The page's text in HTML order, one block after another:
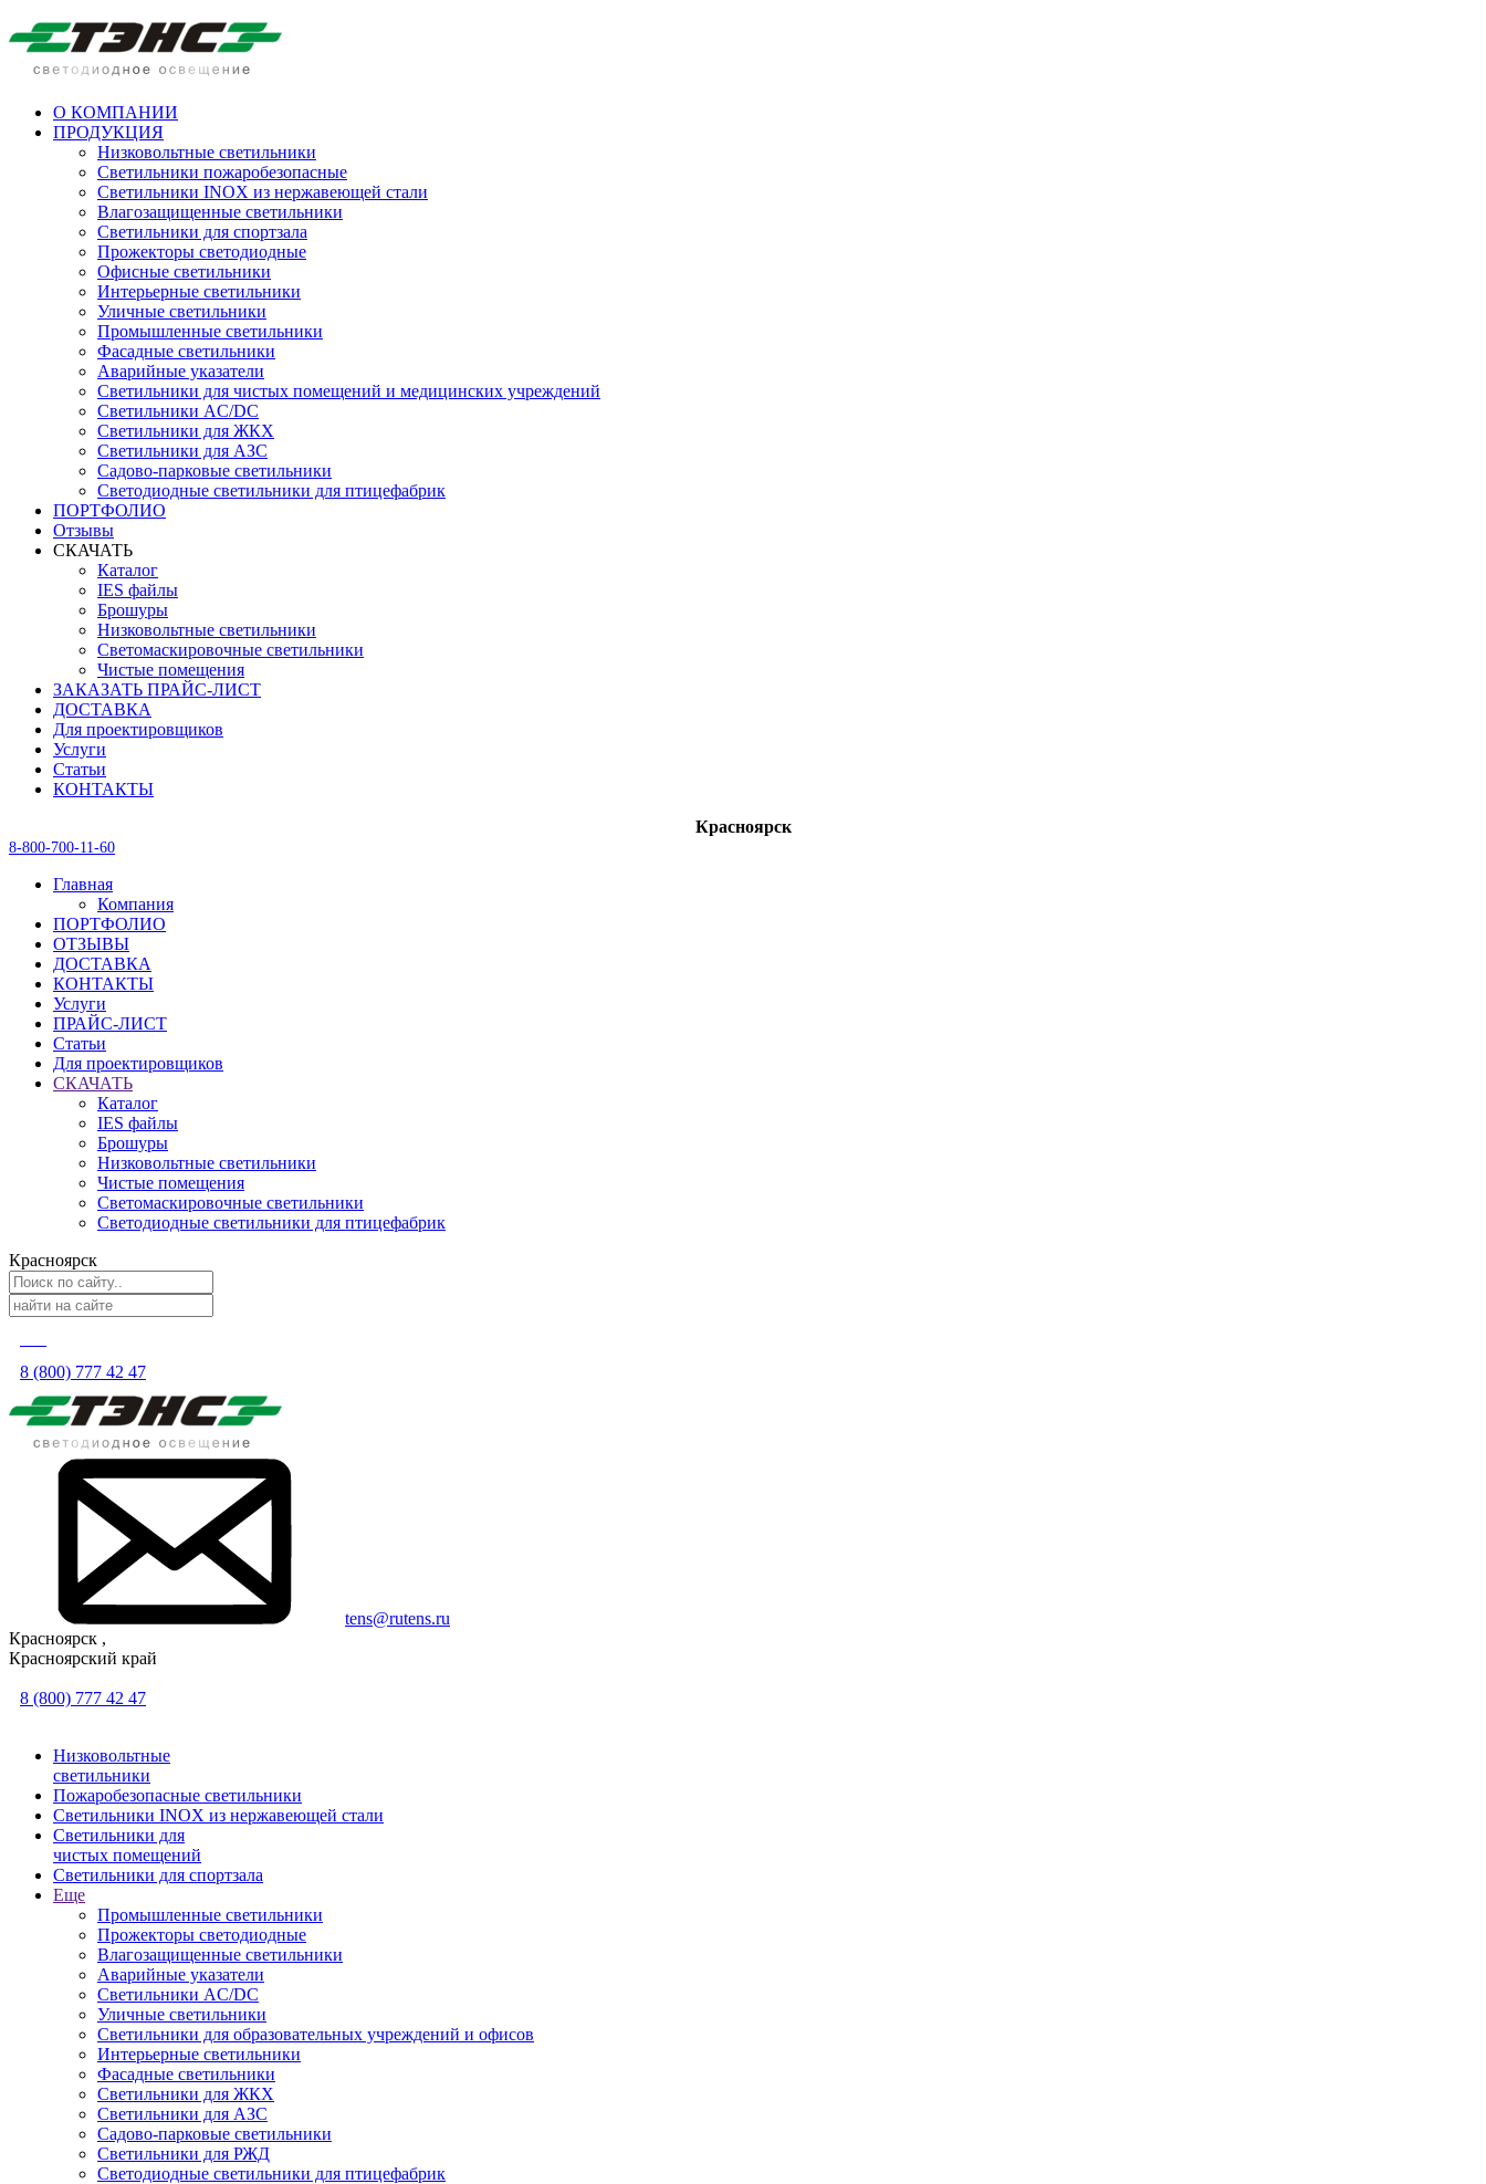
О КОМПАНИИ
ПРОДУКЦИЯ
Низковольтные светильники
Cветильники пожаробезопасные
Светильники INOX из нержавеющей стали
Влагозащищенные светильники
Светильники для спортзала
Прожекторы светодиодные
Офисные светильники
Интерьерные светильники
Уличные светильники
Промышленные светильники
Фасадные светильники
Аварийные указатели
Светильники для чистых помещений и медицинских учреждений
Светильники AC/DC
Светильники для ЖКХ
Светильники для АЗС
Садово-парковые светильники
Светодиодные светильники для птицефабрик
ПОРТФОЛИО
Отзывы
СКАЧАТЬ
Каталог
IES файлы
Брошуры
Низковольтные светильники
Светомаскировочные светильники
Чистые помещения
ЗАКАЗАТЬ ПРАЙС-ЛИСТ
ДОСТАВКА
Для проектировщиков
Услуги
Статьи
КОНТАКТЫ
Красноярск
8-800-700-11-60
Главная
Компания
ПОРТФОЛИО
ОТЗЫВЫ
ДОСТАВКА
КОНТАКТЫ
Услуги
ПРАЙС-ЛИСТ
Статьи
Для проектировщиков
СКАЧАТЬ
Каталог
IES файлы
Брошуры
Низковольтные светильники
Чистые помещения
Светомаскировочные светильники
Светодиодные светильники для птицефабрик
Красноярск
8 (800) 777 42 47
tens@rutens.ru
Красноярск ,
Красноярский край
8 (800) 777 42 47
Низковольтные
светильники
Пожаробезопасные светильники
Светильники INOX из нержавеющей стали
Светильники для
чистых помещений
Светильники для спортзала
Еще
Промышленные светильники
Прожекторы светодиодные
Влагозащищенные светильники
Аварийные указатели
Светильники AC/DC
Уличные светильники
Светильники для образовательных учреждений и офисов
Интерьерные светильники
Фасадные светильники
Светильники для ЖКХ
Светильники для АЗС
Садово-парковые светильники
Светильники для РЖД
Светодиодные светильники для птицефабрик